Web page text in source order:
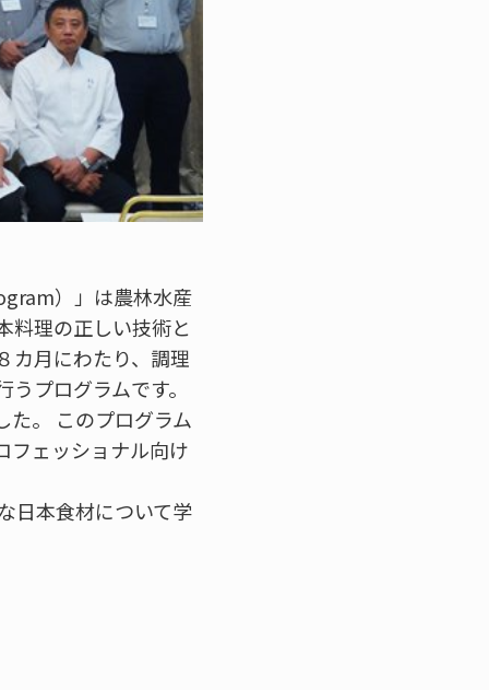
）」は農林水産
料理の正しい技術と
カ月にわたり、調理
プログラムです。
た。 このプログラム
フェッショナル向け
日本食材について学